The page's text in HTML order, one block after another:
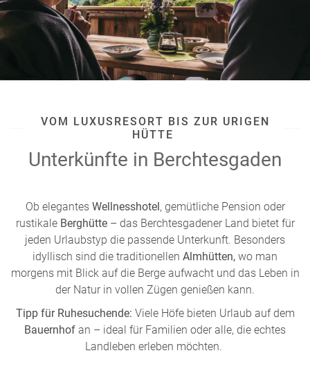
VOM LUXUSRESORT BIS ZUR URIGEN
HÜTTE
Unterkünfte in Berchtesgaden
Ob elegantes Wellnesshotel, gemütliche Pension oder
rustikale Berghütte – das Berchtesgadener Land bietet für
jeden Urlaubstyp die passende Unterkunft. Besonders
idyllisch sind die traditionellen Almhütten, wo man
morgens mit Blick auf die Berge aufwacht und das Leben in
der Natur in vollen Zügen genießen kann.
Tipp für Ruhesuchende: Viele Höfe bieten Urlaub auf dem
Bauernhof an – ideal für Familien oder alle, die echtes
Landleben erleben möchten.